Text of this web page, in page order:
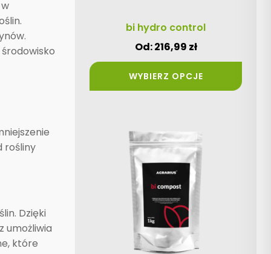
bi hydro control
Od:216,99 zł
WYBIERZ OPCJE
produktu
wariantów.
rośliny
Dzięki
umożliwia
które